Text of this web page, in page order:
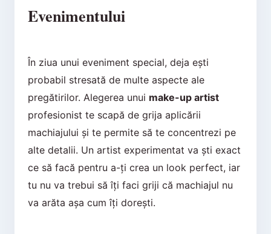
Evenimentului
În ziua unui eveniment special, deja ești
probabil stresată de multe aspecte ale
pregătirilor. Alegerea unui make-up artist
profesionist te scapă de grija aplicării
machiajului și te permite să te concentrezi pe
alte detalii. Un artist experimentat va ști exact
ce să facă pentru a-ți crea un look perfect, iar
tu nu va trebui să îți faci griji că machiajul nu
va arăta așa cum îți dorești.